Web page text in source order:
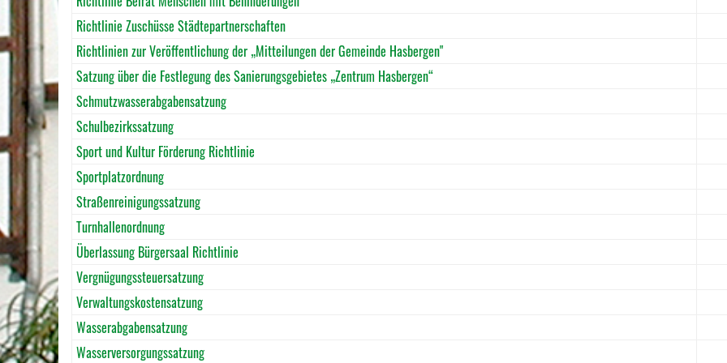
Richtlinie Zuschüsse Städtepartnerschaften
Richtlinien zur Veröffentlichung der „Mitteilungen der Gemeinde Hasbergen"
Satzung über die Festlegung des Sanierungsgebietes „Zentrum Hasbergen“
Schmutzwasserabgabensatzung
Schulbezirkssatzung
Sport und Kultur Förderung Richtlinie
Sportplatzordnung
Straßenreinigungssatzung
Turnhallenordnung
Überlassung Bürgersaal Richtlinie
Vergnügungssteuersatzung
Verwaltungskostensatzung
Wasserabgabensatzung
Wasserversorgungssatzung